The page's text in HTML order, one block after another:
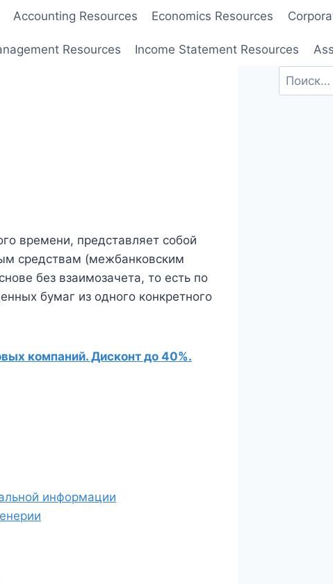
Accounting Resources Economics Resources
Resources Income Statement Resources
времени, представляет собой
средствам (межбанковским
без взаимозачета, то есть по
бумаг из одного конкретного
компаний. Дисконт до 40%.
информации
Найти: